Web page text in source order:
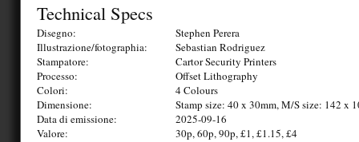
Technical Specs
Disegno:
Stephen Perera
Illustrazione/fotographia:
Sebastian Rodriguez
Stampatore:
Cartor Security Printers
Processo:
Offset Lithography
Colori:
4 Colours
Dimensione:
Stamp size: 40 x 30mm, M/S size: 142 x
Data di emissione:
2025-09-16
Valore:
30p, 60p, 90p, £1, £1.15, £4